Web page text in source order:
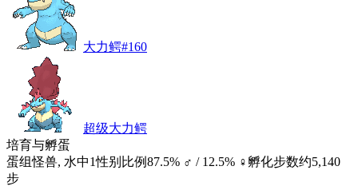
大力鳄#160
超级大力鳄
培育与孵蛋
蛋组怪兽, 水中1性别比例87.5% ♂ / 12.5% ♀ 孵化步数约5,140
步